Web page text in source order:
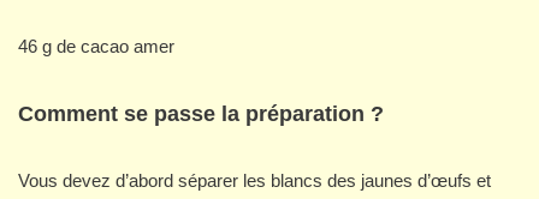
46 g de cacao amer
Comment se passe la préparation ?
Vous devez d’abord séparer les blancs des jaunes d’œufs et